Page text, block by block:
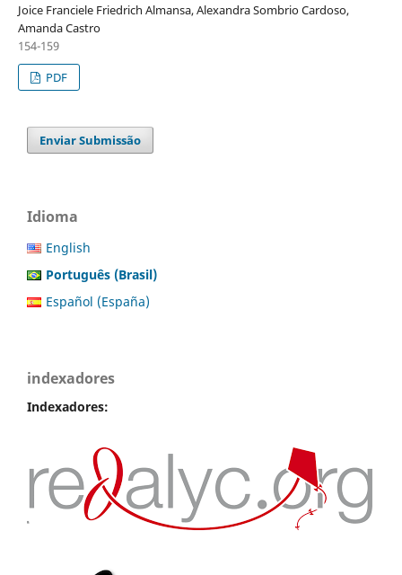
Joice Franciele Friedrich Almansa, Alexandra Sombrio Cardoso,
Amanda Castro
154-159
PDF
Enviar Submissão
Idioma
English
Português (Brasil)
Español (España)
indexadores
Indexadores: